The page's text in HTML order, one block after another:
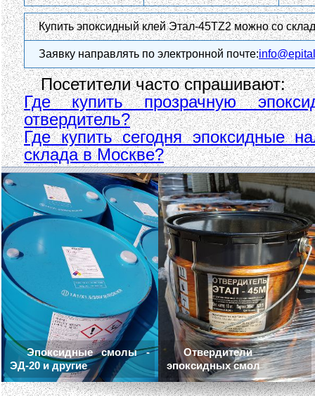
Купить эпоксидный клей Этал-45TZ2 можно со
Заявку направлять по электронной почте:
Посетители часто спрашивают:
Где купить прозрачную
отвердитель?
Где купить сегодня эпоксидные
склада в Москве?
Эпоксидные смолы -
ЭД-20 и другие
Отвердители
эпоксидных смол